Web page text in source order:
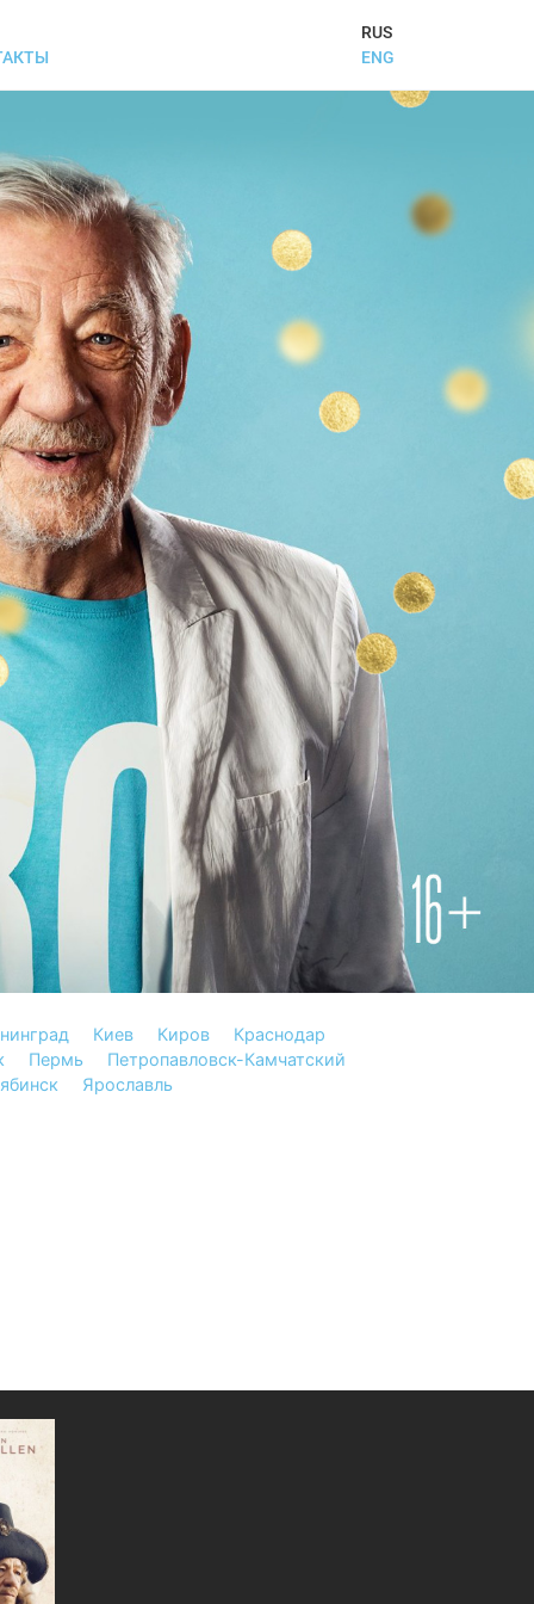
RUS
ENG
Киев Киров
Краснодар
Пермь
Петропавловск-Камчатский
Ярославль